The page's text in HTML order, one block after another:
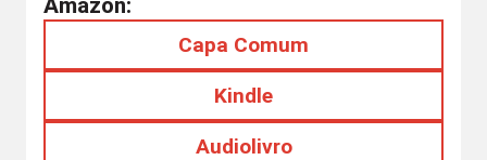
Capa Comum
Kindle
Audiolivro